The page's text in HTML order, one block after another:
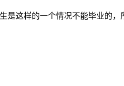
是这样的一个情况不能毕业的，